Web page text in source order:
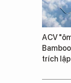
ACV
trích